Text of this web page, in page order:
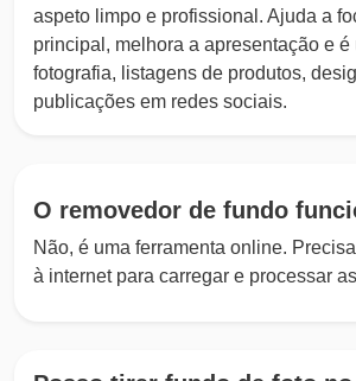
aspeto limpo e profissional. Ajuda a
principal, melhora a apresentação e é
fotografia, listagens de produtos,
publicações em redes sociais.
O removedor de fundo
Não, é uma ferramenta online.
à internet para carregar e processar